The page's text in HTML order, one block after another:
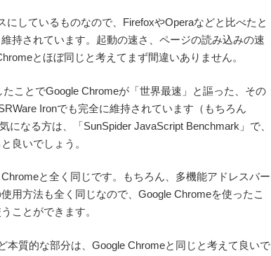
にしているものなので、FirefoxやOperaなどと比べたと
持されています。起動の速さ、ページの読み込みの速
とほぼ同じと考えてまず間違いありません。
ことでGoogle Chromeが「世界最速」と謳った、その
Ironでも完全に維持されています（もちろん
になる方は、「SunSpider JavaScript Benchmark」で、
良いでしょう。
と全く同じです。もちろん、多機能アドレスバー
用方法も全く同じなので、Google Chromeを使ったこ
ことができます。
本質的な部分は、Google Chromeと同じと考えて良いで